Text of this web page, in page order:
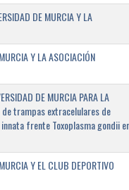
DE MURCIA Y LA
Y LA ASOCIACIÓN
DE MURCIA PARA LA
de trampas extracelulares de
frente Toxoplasma gondii
Y EL CLUB DEPORTIVO